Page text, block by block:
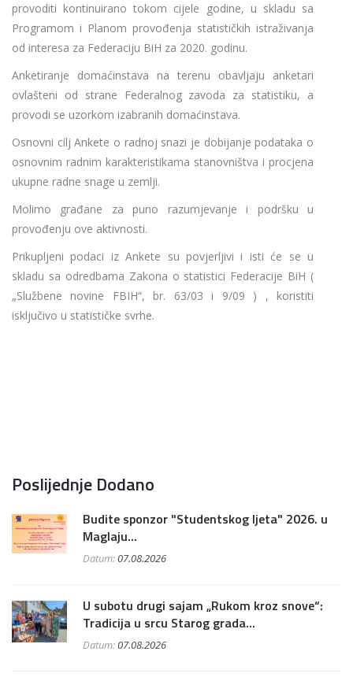
provoditi kontinuirano tokom cijele godine, u skladu sa
Programom i Planom provođenja statističkih istraživanja
od interesa za Federaciju BiH za 2020. godinu.
Anketiranje domaćinstava na terenu obavljaju anketari
ovlašteni od strane Federalnog zavoda za statistiku, a
provodi se uzorkom izabranih domaćinstava.
Osnovni cilj Ankete o radnoj snazi je dobijanje podataka o
osnovnim radnim karakteristikama stanovništva i procjena
ukupne radne snage u zemlji.
Molimo građane za puno razumjevanje i podršku u
provođenju ove aktivnosti.
Prikupljeni podaci iz Ankete su povjerljivi i isti će se u
skladu sa odredbama Zakona o statistici Federacije BiH (
„Službene novine FBIH“, br. 63/03 i 9/09 ) , koristiti
isključivo u statističke svrhe.
Poslijednje Dodano
Budite sponzor "Studentskog ljeta" 2026. u
Maglaju...
Datum:07.08.2026
U subotu drugi sajam „Rukom kroz snove“:
Tradicija u srcu Starog grada...
Datum:07.08.2026